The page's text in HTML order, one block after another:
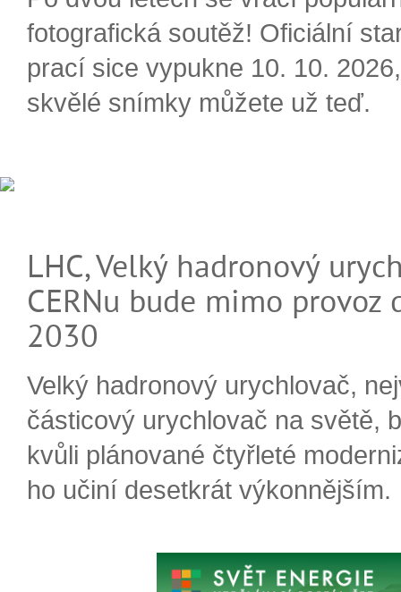
fotografická soutěž! Oficiální
prací sice vypukne 10. 10.
skvělé snímky můžete už teď.
LHC, Velký hadronový
CERNu bude mimo provoz
2030
Velký hadronový urychlovač,
částicový urychlovač na světě,
kvůli plánované čtyřleté
ho učiní desetkrát výkonnějším.